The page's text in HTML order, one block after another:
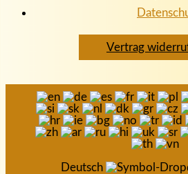
Vertrag
Deutsch